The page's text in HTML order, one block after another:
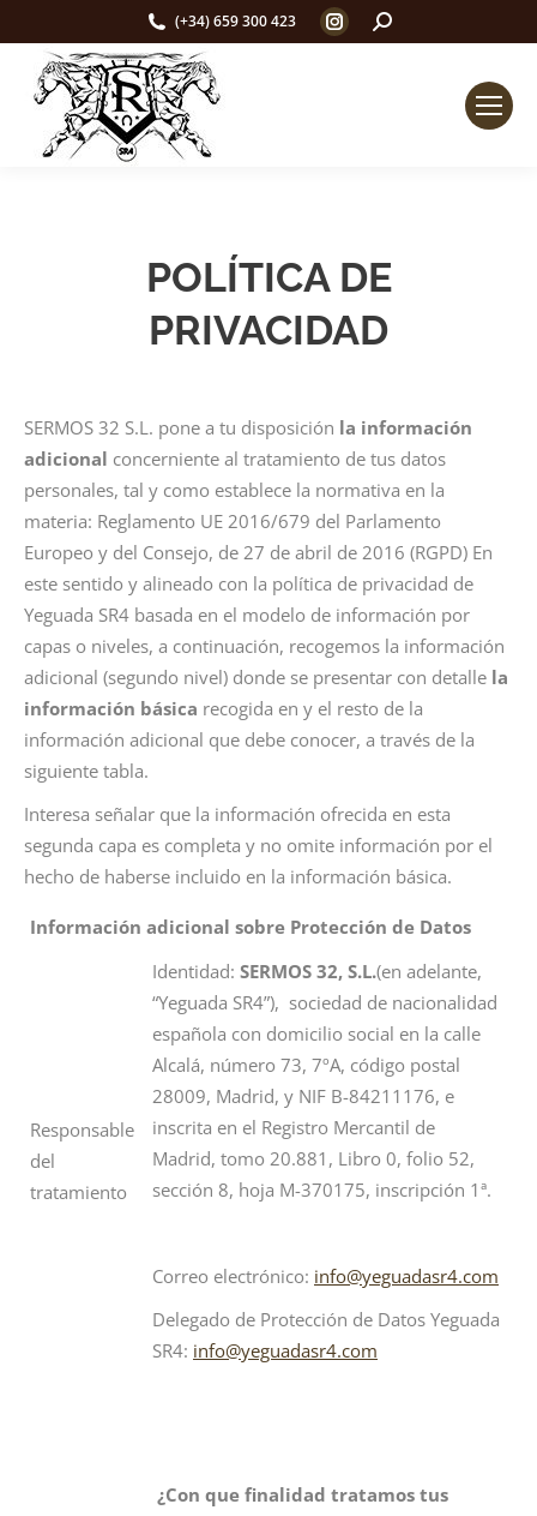
(+34) 659 300 423
Instagram
page
Buscar:
POLÍTICA DE
PRIVACIDAD
SERMOS 32 S.L. pone a tu disposición la información
adicional concerniente al tratamiento de tus datos
personales, tal y como establece la normativa en la
materia: Reglamento UE 2016/679 del Parlamento
Europeo y del Consejo, de 27 de abril de 2016 (RGPD) En
este sentido y alineado con la política de privacidad de
Yeguada SR4 basada en el modelo de información por
capas o niveles, a continuación, recogemos la información
adicional (segundo nivel) donde se presentar con detalle la
información básica recogida en y el resto de la
información adicional que debe conocer, a través de la
siguiente tabla.
Interesa señalar que la información ofrecida en esta
segunda capa es completa y no omite información por el
hecho de haberse incluido en la información básica.
Información adicional sobre Protección de Datos
Responsable
del
tratamiento
Identidad: SERMOS 32, S.L.(en adelante,
“Yeguada SR4”), sociedad de nacionalidad
española con domicilio social en la calle
Alcalá, número 73, 7ºA, código postal
28009, Madrid, y NIF B-84211176, e
inscrita en el Registro Mercantil de
Madrid, tomo 20.881, Libro 0, folio 52,
sección 8, hoja M-370175, inscripción 1ª.
Correo electrónico: info@yeguadasr4.com
Delegado de Protección de Datos Yeguada
SR4: info@yeguadasr4.com
¿Con que finalidad tratamos tus